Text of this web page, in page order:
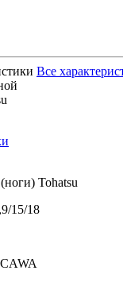
Все
Tohatsu
15/18